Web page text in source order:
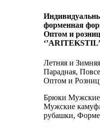
форменная
Оптом и
Летняя и
Парадная,
Оптом и
Брюки
Мужские
рубашки,